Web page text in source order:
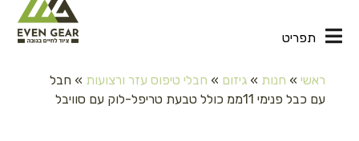
תפריט
ראשי » חנות » גיזום » חבלי טיפוס עזר ורצועות » חבל
עם כבל פנימי 11ממ כולל טבעת טריפל-לוק עם סוויבל